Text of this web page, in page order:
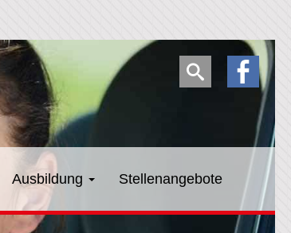
Ausbildung Stellenangebote